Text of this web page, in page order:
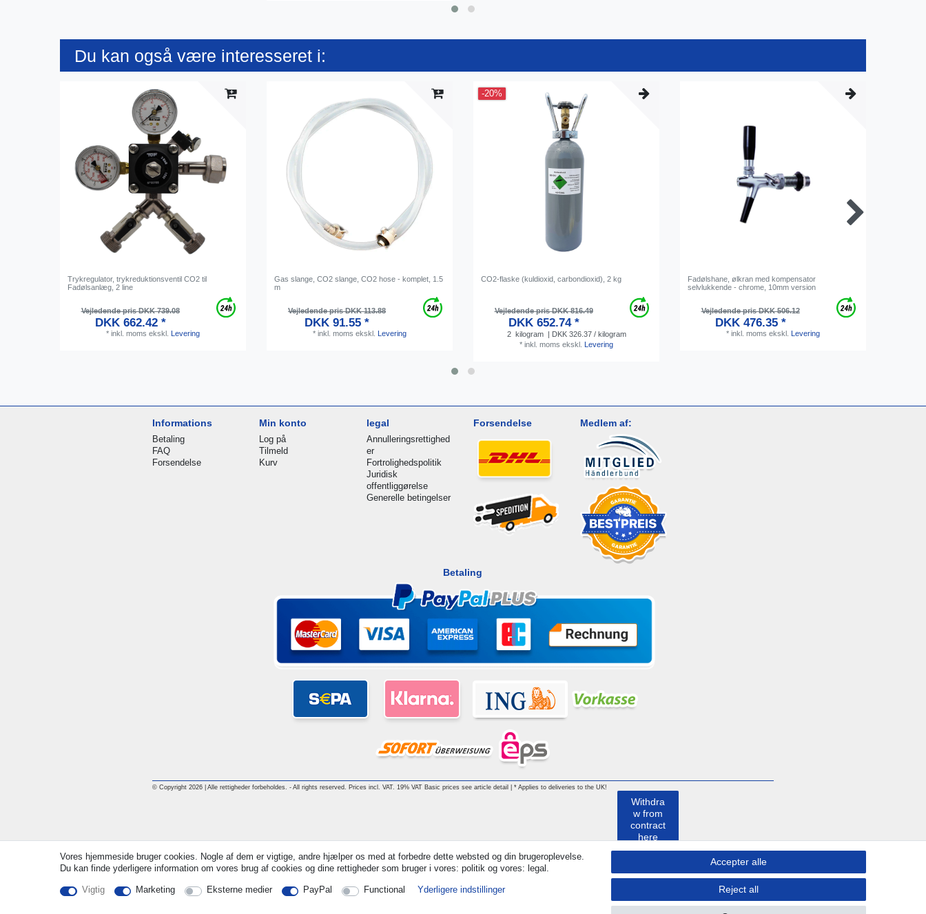
Du kan også være interesseret i:
Trykregulator, trykreduktionsventil CO2 til
Fadølsanlæg, 2 line
Vejledende pris DKK 739.08
DKK 662.42 *
* inkl. moms ekskl. Levering
Gas slange, CO2 slange, CO2 hose - komplet, 1.5
m
Vejledende pris DKK 113.88
DKK 91.55 *
* inkl. moms ekskl. Levering
-20%
CO2-flaske (kuldioxid, carbondioxid), 2 kg
Vejledende pris DKK 816.49
DKK 652.74 *
2 kilogram
| DKK 326.37 / kilogram
* inkl. moms ekskl. Levering
Fadølshane, ølkran med kompensator
selvlukkende - chrome, 10mm version
Vejledende pris DKK 506.12
DKK 476.35 *
* inkl. moms ekskl. Levering
Informations
Betaling
FAQ
Forsendelse
Min konto
Log på
Tilmeld
Kurv
legal
Annulleringsrettighed
er
Fortrolighedspolitik
Juridisk
offentliggørelse
Generelle betingelser
Forsendelse Medlem af:
Betaling
© Copyright 2026 | Alle rettigheder forbeholdes. - All rights reserved. Prices incl. VAT. 19% VAT Basic prices see article detail | * Applies to deliveries to the UK!
Vores hjemmeside bruger cookies. Nogle af dem er vigtige, andre hjælper os med at forbedre dette websted og din brugeroplevelse.
Du kan finde yderligere information om vores brug af cookies og dine rettigheder som bruger i vores: politik og vores: legal.
Vigtig Marketing Eksterne medier PayPal Functional Yderligere indstillinger
Accepter alle
Reject all
Withdra
w from
contract
here